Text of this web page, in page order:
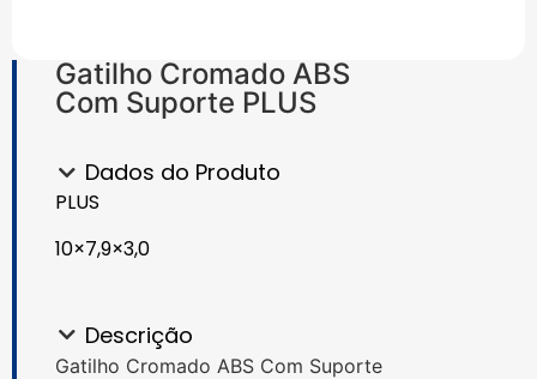
Gatilho Cromado ABS
Com Suporte PLUS
Dados do Produto
PLUS
10×7,9×3,0
Descrição
Gatilho Cromado ABS Com Suporte